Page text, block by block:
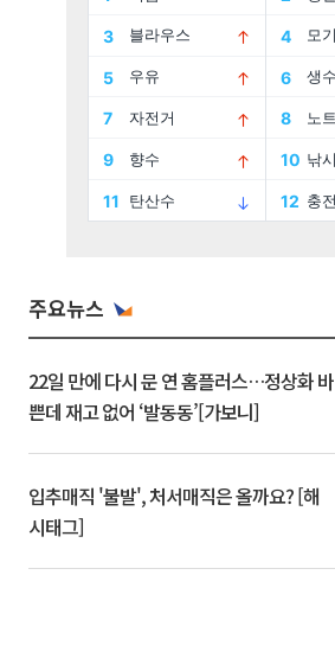
주요뉴스
22일 만에 다시 문 연 홈플러스…정상화 바
쁜데 재고 없어 ‘발동동’[가보니]
입추매직 '불발', 처서매직은 올까요? [해
시태그]